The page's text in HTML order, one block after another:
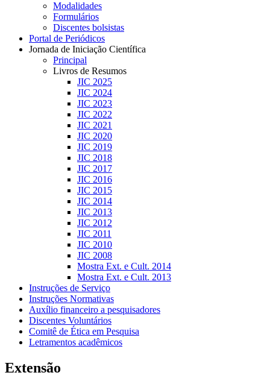
Modalidades
Formulários
Discentes bolsistas
Portal de Periódicos
Jornada de Iniciação Científica
Principal
Livros de Resumos
JIC 2025
JIC 2024
JIC 2023
JIC 2022
JIC 2021
JIC 2020
JIC 2019
JIC 2018
JIC 2017
JIC 2016
JIC 2015
JIC 2014
JIC 2013
JIC 2012
JIC 2011
JIC 2010
JIC 2008
Mostra Ext. e Cult. 2014
Mostra Ext. e Cult. 2013
Instruções de Serviço
Instruções Normativas
Auxílio financeiro a pesquisadores
Discentes Voluntários
Comitê de Ética em Pesquisa
Letramentos acadêmicos
Extensão